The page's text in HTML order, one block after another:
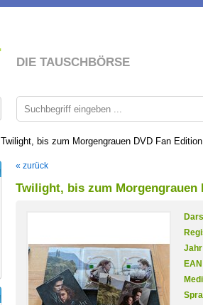
DIE TAUSCHBÖRSE
Twilight, bis zum Morgengrauen DVD Fan Edition
« zurück
Twilight, bis zum Morgengrauen